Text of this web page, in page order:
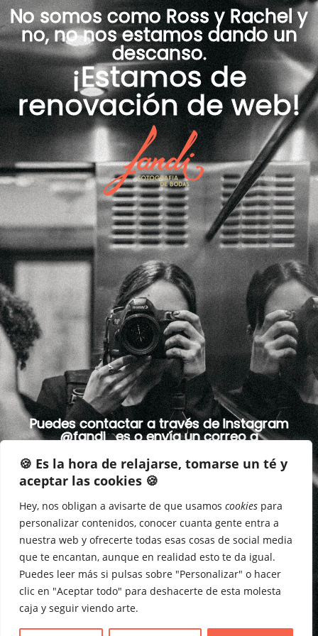
🍪 Es la hora de relajarse, tomarse un té y
aceptar las cookies 🍪
Hey, nos obligan a avisarte de que usamos cookies para
personalizar contenidos, conocer cuanta gente entra a
nuestra web y ofrecerte todas esas cosas de social media
que te encantan, aunque en realidad esto te da igual.
Puedes leer más si pulsas sobre "Personalizar" o hacer
clic en "Aceptar todo" para deshacerte de esta molesta
caja y seguir viendo arte.
No somos como Ross y Rachel y
no, no nos estamos dando un
descanso.
¡Estamos de
renovación de web!
Puedes contactar a través de Instagram
@fandi_eso envía un correo a